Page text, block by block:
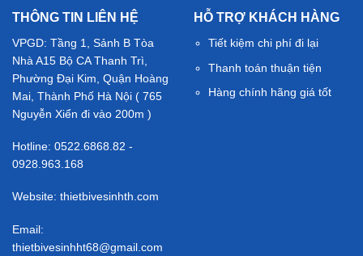
THÔNG TIN LIÊN HỆ
VPGD: Tầng 1, Sảnh B Tòa
Nhà A15 Bộ CA Thanh Trì,
Phường Đại Kim, Quận Hoàng
Mai, Thành Phố Hà Nội ( 765
Nguyễn Xiển đi vào 200m )
Hotline: 0522.6868.82 -
0928.963.168
Website: thietbivesinhth.com
Email:
thietbivesinhht68@gmail.com
HỖ TRỢ KHÁCH HÀNG
Tiết kiệm chi phí đi lại
Thanh toán thuận tiện
Hàng chính hãng giá tốt